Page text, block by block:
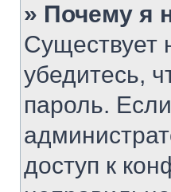
» Почему я
Существует
убедитесь,
пароль.
доступ к